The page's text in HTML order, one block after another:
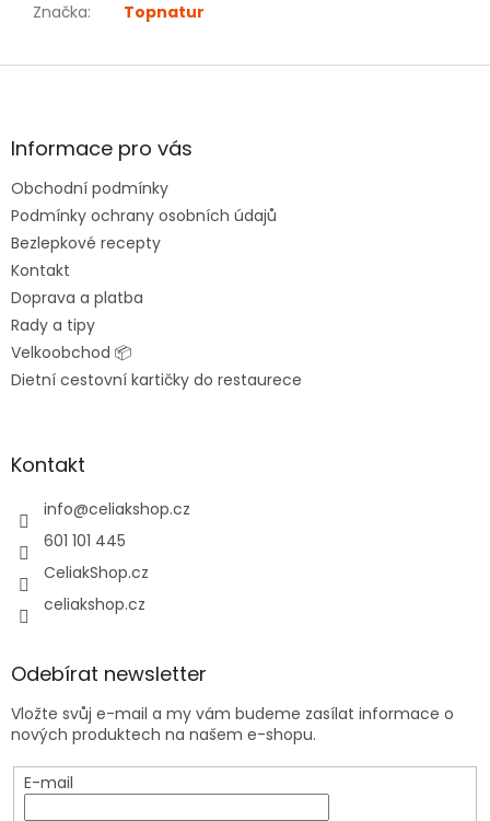
Značka: Topnatur
Z
aInformace pro vás
Obchodní podmínky
Podmínky ochrany osobních údajů
Bezlepkové recepty
Kontakt
Doprava a platba
Rady a tipy
Velkoobchod 📦
Dietní cestovní kartičky do restaurece
Kontakt
info@celiakshop.cz
601 101 445
CeliakShop.cz
celiakshop.cz
Odebírat newsletter
Vložte svůj e-mail a my vám budeme zasílat informace o
nových produktech na našem e-shopu.
E-mail